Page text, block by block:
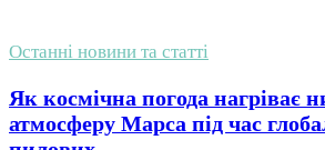
Останні новини та статті
Як космічна погода нагріває
атмосферу Марса під час